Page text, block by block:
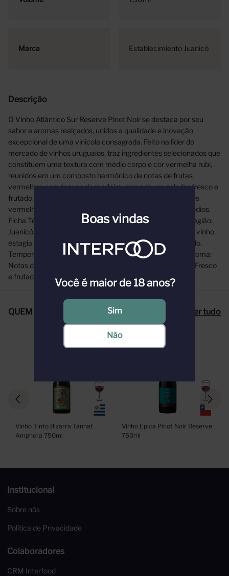
Marca Establecimiento Juanicó
Descrição
O Vinho Atlántico Sur Reserve Pinot Noir se destaca por seu
sabor e aromas realçados, unidos a qualidade e inovação
excepcional de uma vinícola consagrada. Feito na líder do
mercado de vinhos uruguaios, traz ingredientes selecionados que
constituem uma textura com médio corpo e cor vermelha rubi,
reunidos em um composto harmônico de notas de frutas
vermelhas com toques de madeira, gerando um paladar fresco e
frutado. Ótima opção para apreciar com churrasco, carnes
vermelhas, massas, aves, pizzas, cogumelos e queijos médios.
Ficha Técnica Tipo: Tinto e Seco Uva: 100% Pinot Noir. Região:
Juanicó. Teor Alcoólico: 12,5% Amadurecimento: 50% do vinho
estagia em barris de carvalho francês por um curto período.
Temperatura ideal: 16°C a 18°C Visual: Vermelho Rubi. Aroma:
Notas de frutas vermelhas e toques de madeira. Paladar: Fresco
e frutado. Corpo: Médio.
QUEM COMPROU, COMPROU TAMBÉM Ver tudo
Vinho Tinto Bizarra Tannat
Amphora 750ml
Vinho Epica Pinot Noir Reserve
750ml
Institucional
Sobre nós
Política de Privacidade
Colaboradores
CRM Interfood
Boas vindas
Você é maior de 18 anos?
Sim
Não